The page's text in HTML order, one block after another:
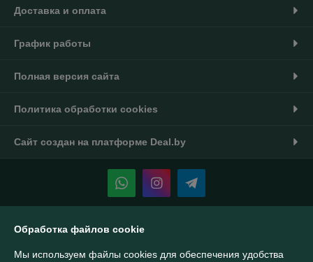
Доставка и оплата
График работы
Полная версия сайта
Политика обработки cookies
Сайт создан на платформе Deal.by
Информация для покупателя
Индивидуальный предприниматель:
ИП Тукин Тимур Александрович
Обработка файлов cookie
Мы используем файлы cookies для обеспечения удобства